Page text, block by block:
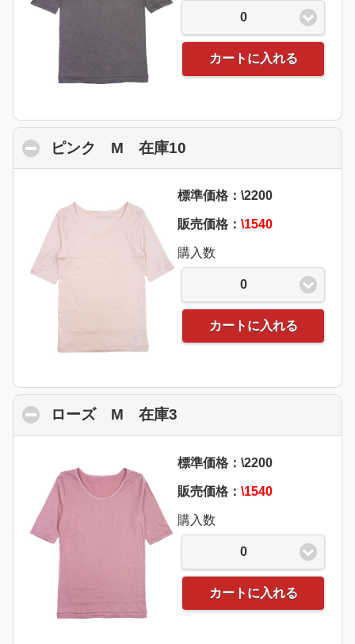
0
カートに入れる
ピンク M 在庫10
標準価格：\2200
販売価格： \1540
購入数
0
カートに入れる
ローズ M 在庫3
標準価格：\2200
販売価格： \1540
購入数
0
カートに入れる